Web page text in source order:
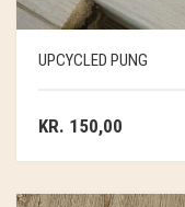
UPCYCLED PUNG
KR. 150,00